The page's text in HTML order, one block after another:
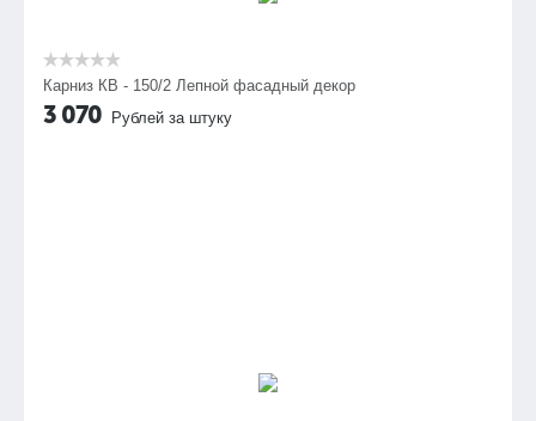
Карниз КВ - 150/2 Лепной фасадный декор
3 070 Рублей за штуку